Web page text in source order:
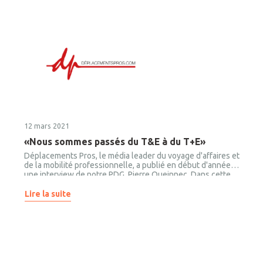
12 mars 2021
«Nous sommes passés du T&E à du T+E»
Déplacements Pros, le média leader du voyage d'affaires et
de la mobilité professionnelle, a publié en début d'année
une interview de notre PDG, Pierre Queinnec. Dans cette
Margot Ladiray sa vision sur le virage numérique du voyage
d'affaires, nos ambitions sur le marché du voyage d'affaires,
Lire la suite